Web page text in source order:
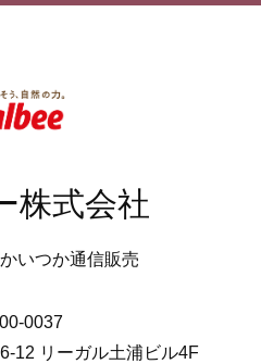
株式会社
いつか通信販売
0037
12 リーガル土浦ビル4F